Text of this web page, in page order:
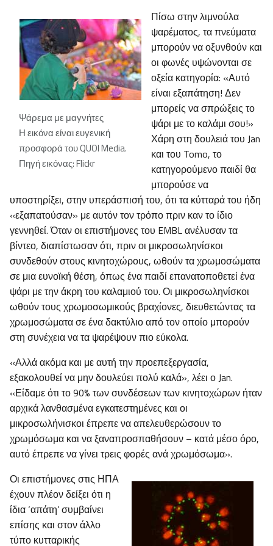
Ψάρεμα με μαγνήτες
Η εικόνα είναι ευγενική
προσφορά του QUOI Media.
Πηγή εικόνας: Flickr
Πίσω στην λιμνούλα
ψαρέματος, τα πνεύματα
μπορούν να οξυνθούν και
οι φωνές υψώνονται σε
οξεία κατηγορία: «Αυτό
είναι εξαπάτηση! Δεν
μπορείς να σπρώξεις το
ψάρι με το καλάμι σου!»
Χάρη στη δουλειά του Jan
και του Tomo, το
κατηγορούμενο παιδί θα
μπορούσε να
υποστηρίξει, στην υπεράσπισή του, ότι τα κύτταρά του ήδη
«εξαπατούσαν» με αυτόν τον τρόπο πριν καν το ίδιο
γεννηθεί. Όταν οι επιστήμονες του EMBL ανέλυσαν τα
βίντεο, διαπίστωσαν ότι, πριν οι μικροσωληνίσκοι
συνδεθούν στους κινητοχώρους, ωθούν τα χρωμοσώματα
σε μια ευνοϊκή θέση, όπως ένα παιδί επανατοποθετεί ένα
ψάρι με την άκρη του καλαμιού του. Οι μικροσωληνίσκοι
ωθούν τους χρωμοσωμικούς βραχίονες, διευθετώντας τα
χρωμοσώματα σε ένα δακτύλιο από τον οποίο μπορούν
στη συνέχεια να τα ψαρέψουν πιο εύκολα.
«Αλλά ακόμα και με αυτή την προεπεξεργασία,
εξακολουθεί να μην δουλεύει πολύ καλά», λέει ο Jan.
«Είδαμε ότι το 90% των συνδέσεων των κινητοχώρων ήταν
αρχικά λανθασμένα εγκατεστημένες και οι
μικροσωλήνισκοι έπρεπε να απελευθερώσουν το
χρωμόσωμα και να ξαναπροσπαθήσουν – κατά μέσο όρο,
αυτό έπρεπε να γίνει τρεις φορές ανά χρωμόσωμα».
Οι επιστήμονες στις ΗΠΑ
έχουν πλέον δείξει ότι η
ίδια ‘απάτη’ συμβαίνει
επίσης και στον άλλο
τύπο κυτταρικής